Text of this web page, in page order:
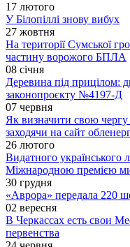
17 лютого
У Білопіллі знову вибух
27 жовтня
На території Сумської
частину ворожого БПЛА
08 січня
Деревина під прицілом:
законопроєкту №4197-Д
07 червня
Як визначити свою чергу
заходячи на сайт
26 лютого
Видатного українського
Міжнародною премією
30 грудня
«Аврора» передала 220
02 вересня
В Черкассах есть свои
первенства